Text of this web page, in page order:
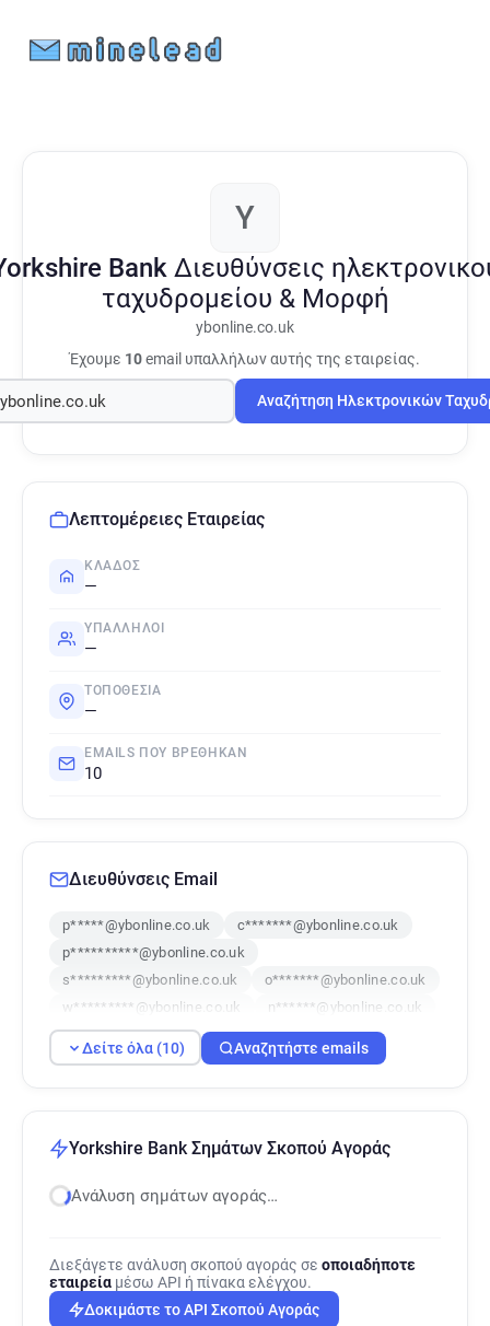
Y
Bank Διευθύνσεις
ταχυδρομείου & Μορφή
ybonline.co.uk
Έχουμε 10email υπαλλήλων αυτής της εταιρείας.
Αναζήτηση Ηλεκτρονικών
Λεπτομέρειες Εταιρείας
ΚΛΆΔΟΣ
—
ΥΠΆΛΛΗΛΟΙ
—
ΤΟΠΟΘΕΣΊΑ
—
EMAILS ΠΟΥ ΒΡΈΘΗΚΑΝ
10
Διευθύνσεις Email
p*****@ybonline.co.uk
c*******@ybonline.co.uk
p**********@ybonline.co.uk
s*********@ybonline.co.uk
o*******@ybonline.co.uk
w*********@ybonline.co.uk
n******@ybonline.co.uk
t***********@ybonline.co.uk
p******@ybonline.co.uk
j**********@ybonline.co.uk
Δείτε όλα (10) Αναζητήστε emails
Yorkshire Bank Σημάτων Σκοπού Αγοράς
Ανάλυση σημάτων αγοράς…
Διεξάγετε ανάλυση σκοπού αγοράς σε οποιαδήποτε
εταιρεία μέσω API ή πίνακα ελέγχου.
Δοκιμάστε το API Σκοπού Αγοράς